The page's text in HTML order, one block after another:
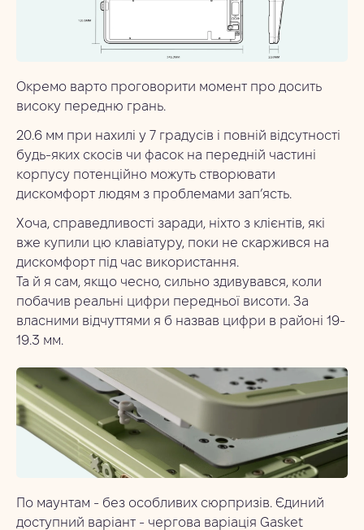
Окремо варто проговорити момент про досить
високу передню грань.
20.6 мм при нахилі у 7 градусів і повній відсутності
будь-яких скосів чи фасок на передній частині
корпусу потенційно можуть створювати
дискомфорт людям з проблемами зап’ясть.
Хоча, справедливості заради, ніхто з клієнтів, які
вже купили цю клавіатуру, поки не скаржився на
дискомфорт під час використання.
Та й я сам, якщо чесно, сильно здивувався, коли
побачив реальні цифри передньої висоти. За
власними відчуттями я б назвав цифри в районі 19-
19.3 мм.
По маунтам - без особливих сюрпризів. Єдиний
доступний варіант - чергова варіація Gasket